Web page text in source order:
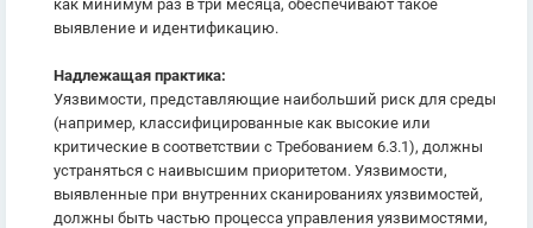
как минимум раз в три месяца, обеспечивают такое
выявление и идентификацию.
Надлежащая практика:
Уязвимости, представляющие наибольший риск для среды
(например, классифицированные как высокие или
критические в соответствии с Требованием 6.3.1), должны
устраняться с наивысшим приоритетом. Уязвимости,
выявленные при внутренних сканированиях уязвимостей,
должны быть частью процесса управления уязвимостями,